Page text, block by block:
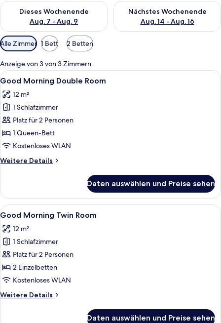
Dieses Wochenende
Aug. 7 - Aug. 9
Überprüfe die Verfügbarkeit für dieses Wochenende, Aug. 7
Nächstes Wochenende
Aug. 14 - Aug. 16
Überprüfe die Verfügbarkeit
Verfügbare
Filter
für
Zimmer
Alle Zimmer 1 Bett 2 Betten
Anzeige von 3 von 3 Zimmern
Alle
Fotos
für
Good
Morning
Double
Room
Ein Hotelzimmer mit Bett, einem
6
Good Morning Double Room
12 m²
1 Schlafzimmer
Platz für 2 Personen
1 Queen-Bett
Kostenloses WLAN
Weitere Details
Weitere
Morning
Double
Room
Daten auswählen und Preise sehen
Alle
Fotos
für
Good
Morning
Twin
Room
Ein Hotelzimmer mit zwei Betten,
10
Good Morning Twin Room
12 m²
1 Schlafzimmer
Platz für 2 Personen
2 Einzelbetten
Kostenloses WLAN
Weitere Details
Weitere
Daten auswählen und Preise sehen